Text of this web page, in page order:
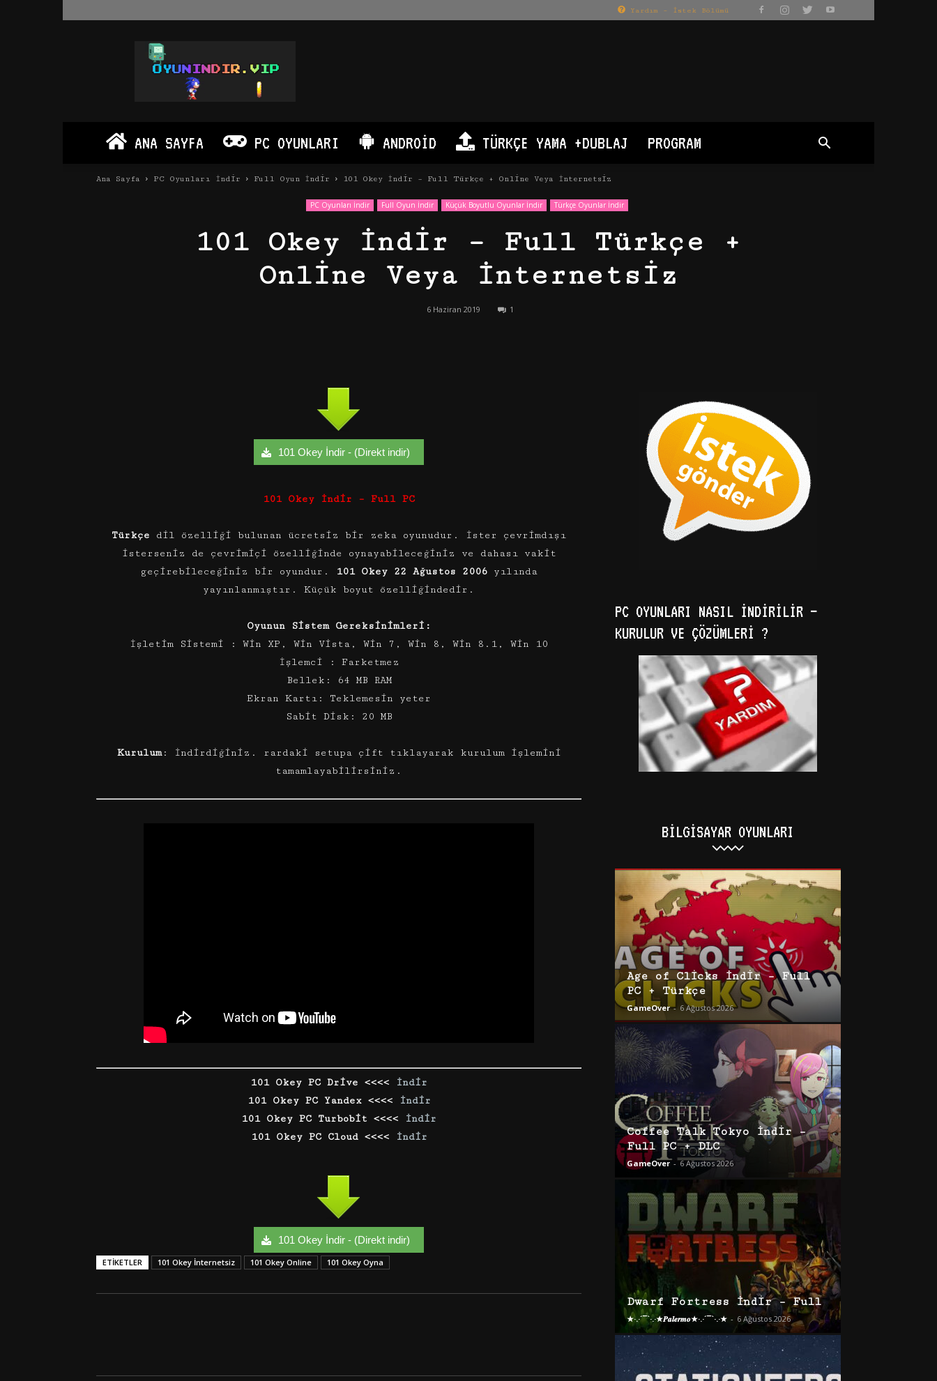
Yardım – İstek Bölümü
Oyun
İndir
PC
Android
ANA SAYFA PC OYUNLARI ANDROID TÜRKÇE YAMA +DUBLAJ PROGRAM
Ana Sayfa PC Oyunları İndir Full Oyun İndir 101 Okey İndir – Full Türkçe + Online Veya İnternetsiz
PC Oyunları İndir Full Oyun İndir Küçük Boyutlu Oyunlar İndir Türkçe Oyunlar İndir
101 Okey İndir – Full Türkçe +
Online Veya İnternetsiz
6 Haziran 2019 1
101 Okey İndir - (Direkt indir)
101 Okey İndir – Full PC
Türkçe dil özelliği bulunan ücretsiz bir zeka oyunudur. İster çevrimdışı
isterseniz de çevrimiçi özelliğinde oynayabileceğiniz ve dahası vakit
geçirebileceğiniz bir oyundur.
101 Okey 22 Ağustos 2006 yılında
yayınlanmıştır. Küçük boyut özelliğindedir.
Oyunun Sistem Gereksinimleri:
İşletim Sistemi : Win XP, Win Vista, Win 7, Win 8, Win 8.1, Win 10
İşlemci : Farketmez
Bellek: 64 MB RAM
Ekran Kartı: Teklemesin yeter
Sabit Disk: 20 MB
Kurulum: İndirdiğiniz. rardaki setupa çift tıklayarak kurulum işlemini
tamamlayabilirsiniz.
101 Okey PC Drive <<<<
İndir
101 Okey PC Yandex <<<<
İndir
101 Okey PC Turbobit <<<<
İndir
101 Okey PC Cloud <<<<
İndir
101 Okey İndir - (Direkt indir)
ETIKETLER 101 Okey İnternetsiz 101 Okey Online 101 Okey Oyna
PC OYUNLARI NASIL İNDIRILIR –
KURULUR VE ÇÖZÜMLERI ?
BILGISAYAR OYUNLARI
Age of Clicks İndir – Full
PC + Türkçe
GameOver - 6 Ağustos 2026
Coffee Talk Tokyo İndir –
Full PC + DLC
GameOver - 6 Ağustos 2026
Dwarf Fortress İndir – Full
★·.·´¯`·.·★𝑷𝒂𝒍𝒆𝒓𝒎𝒐★·.·´¯`·.·★ - 6 Ağustos 2026